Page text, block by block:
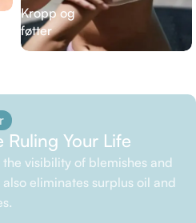
Kropp og
føtter
Your Life
visibility of blemishes and
eliminates surplus oil and